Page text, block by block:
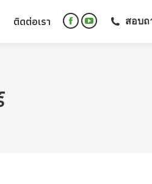
ติดต่อเรา
FacebookYouTube สอบถ
ติดต่อเรา
FacebookYouTube สอบถ